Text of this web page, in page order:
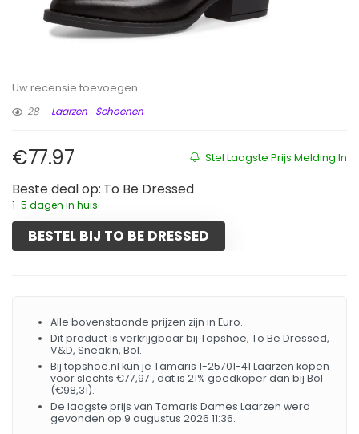
Uw recensie toevoegen
28
Laarzen Schoenen
Stel Laagste Prijs Melding In
€77.97
Beste deal op: To Be Dressed
1-5 dagen in huis
BESTEL BIJ TO BE DRESSED
Alle bovenstaande prijzen zijn in Euro.
Dit product is verkrijgbaar bij Topshoe, To Be Dressed,
V&D, Sneakin, Bol.
Bij topshoe.nl kun je Tamaris 1-25701-41 Laarzen kopen
voor slechts €77,97 , dat is 21% goedkoper dan bij Bol
(€98,31).
De laagste prijs van Tamaris Dames Laarzen werd
gevonden op 9 augustus 2026 11:36.